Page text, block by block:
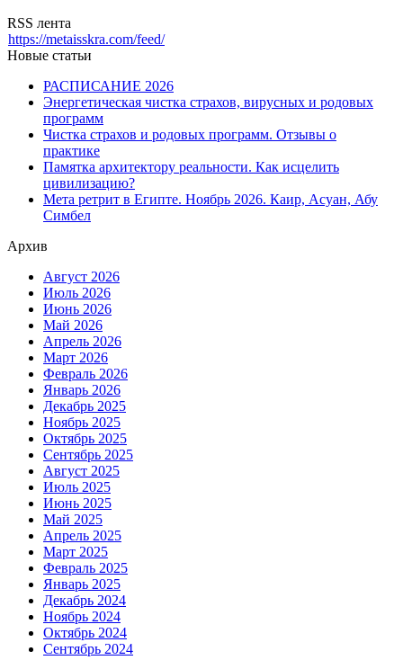
RSS лента
https://metaisskra.com/feed/
Новые статьи
РАСПИСАНИЕ 2026
Энергетическая чистка страхов, вирусных и родовых
программ
Чистка страхов и родовых программ. Отзывы о
практике
Памятка архитектору реальности. Как исцелить
цивилизацию?
Мета ретрит в Египте. Ноябрь 2026. Каир, Асуан, Абу
Симбел
Архив
Август 2026
Июль 2026
Июнь 2026
Май 2026
Апрель 2026
Март 2026
Февраль 2026
Январь 2026
Декабрь 2025
Ноябрь 2025
Октябрь 2025
Сентябрь 2025
Август 2025
Июль 2025
Июнь 2025
Май 2025
Апрель 2025
Март 2025
Февраль 2025
Январь 2025
Декабрь 2024
Ноябрь 2024
Октябрь 2024
Сентябрь 2024